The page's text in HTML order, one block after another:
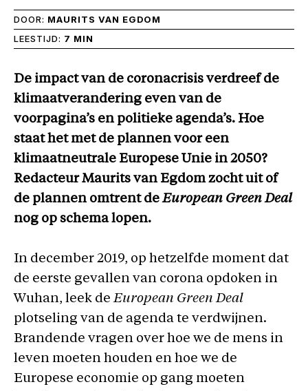
DOOR: MAURITS VAN EGDOM
LEESTIJD: 7 MIN
De impact van de coronacrisis verdreef de
klimaatverandering even van de
voorpagina’s en politieke agenda’s. Hoe
staat het met de plannen voor een
klimaatneutrale Europese Unie in 2050?
Redacteur Maurits van Egdom zocht uit of
de plannen omtrent deEuropean Green Deal
nog op schema lopen.
In december 2019, op hetzelfde moment dat
de eerste gevallen van corona opdoken in
Wuhan, leek deEuropean Green Deal
plotseling van de agenda te verdwijnen.
Brandende vragen over hoe we de mens in
leven moeten houden en hoe we de
Europese economie op gang moeten